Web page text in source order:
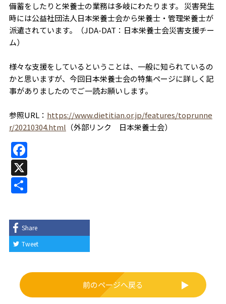
備蓄をしたりと栄養士の業務は多岐にわたります。 災害発生
時には公益社団法人日本栄養士会から栄養士・管理栄養士が
派遣されています。（JDA-DAT：日本栄養士会災害支援チー
ム）
様々な支援をしているということは、一般に知られているの
かと思いますが、今回日本栄養士会の特集ページに詳しく記
事がありましたのでご一読お願いします。
参照URL： https://www.dietitian.or.jp/features/toprunne
r/20210304.html （外部リンク 日本栄養士会）
F
a
c
e
b
o
o
X
共
Share
Tweet
前のページへ戻る